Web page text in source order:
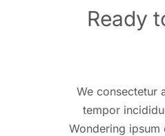
Ready
We consectetur
tempor
Wondering ipsum